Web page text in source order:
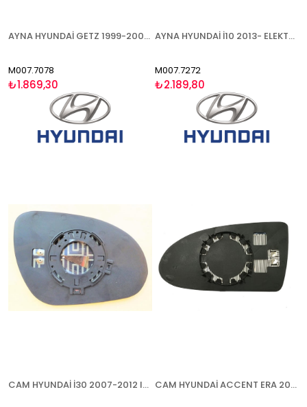
AYNA HYUNDAİ GETZ 1999-2006 ELEKTRİKLİ ISITMALI SOL
M007.7078
₺1.869,30
AYNA HYUNDAİ İ10 2013- ELEKTRİKLİ BOYANABİLİR SOL
M007.7272
₺2.189,80
CAM HYUNDAİ İ30 2007-2012 ISITMALI ASFERİK SOL CAM HYUNDAİ ACCENT ERA 2006- ISITMALI SAĞ